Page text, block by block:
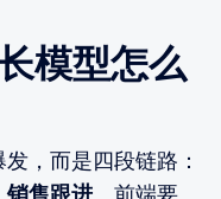
模型怎么
，而是四段链路：
销售跟进 。前端要